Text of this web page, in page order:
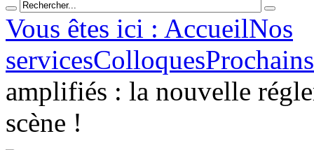
Vous êtes ici : AccueilNos
servicesColloques
amplifiés : la nouvelle
scène !